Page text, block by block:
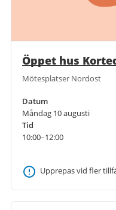
Öppet hus
Mötesplatser Nordost
Datum
Måndag 10 augusti
Tid
10:00–12:00
Upprepas vid fler